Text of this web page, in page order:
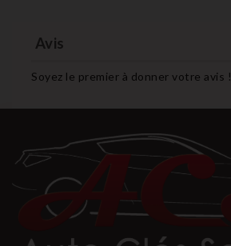
Avis
Soyez le premier à donner votre avis !